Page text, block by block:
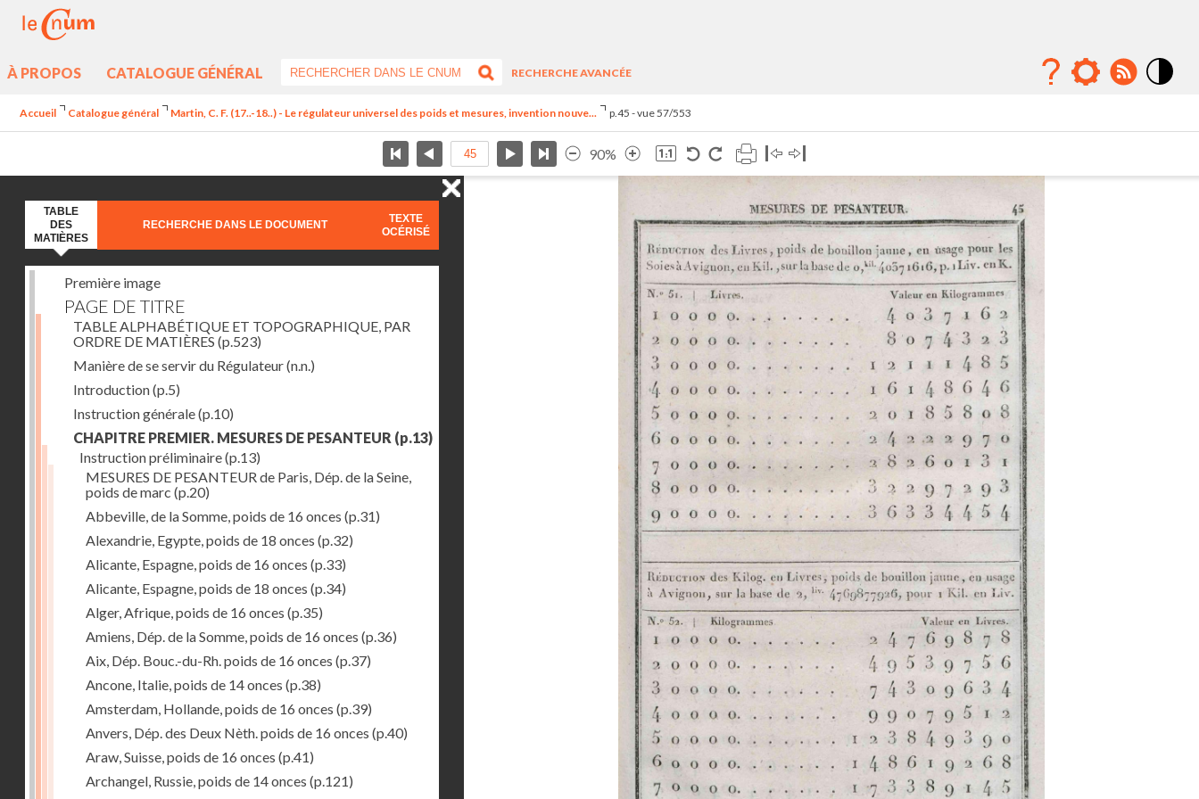
À PROPOS CATALOGUE GÉNÉRAL
RECHERCHE AVANCÉE
Accueil Catalogue général Martin, C. F. (17..-18..) - Le régulateur universel des poids et mesures, invention nouve... p.45 - vue 57/553
90%
TABLE
DES
MATIÈRES
RECHERCHE DANS LE DOCUMENT
TEXTE
OCÉRISÉ
Première image
PAGE DE TITRE
TABLE ALPHABÉTIQUE ET TOPOGRAPHIQUE, PAR
ORDRE DE MATIÈRES (p.523)
Manière de se servir du Régulateur(n.n.)
Introduction(p.5)
Instruction générale(p.10)
CHAPITRE PREMIER. MESURES DE PESANTEUR (p.13)
Instruction préliminaire(p.13)
MESURES DE PESANTEUR de Paris, Dép. de la Seine,
poids de marc (p.20)
Abbeville, de la Somme, poids de 16 onces (p.31)
Alexandrie, Egypte, poids de 18 onces (p.32)
Alicante, Espagne, poids de 16 onces (p.33)
Alicante, Espagne, poids de 18 onces (p.34)
Alger, Afrique, poids de 16 onces (p.35)
Amiens, Dép. de la Somme, poids de 16 onces (p.36)
Aix, Dép. Bouc.-du-Rh. poids de 16 onces (p.37)
Ancone, Italie, poids de 14 onces (p.38)
Amsterdam, Hollande, poids de 16 onces (p.39)
Anvers, Dép. des Deux Nèth. poids de 16 onces (p.40)
Araw, Suisse, poids de 16 onces (p.41)
Archangel, Russie, poids de 14 onces (p.121)